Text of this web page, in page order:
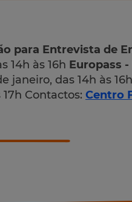
para Entrevista de
14h às 16h Europass
janeiro, das 14h às 16h
17h Contactos: Centro